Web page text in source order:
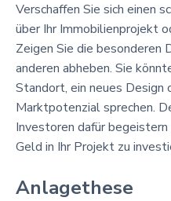
Verschaffen Sie sich einen
über Ihr Immobilienprojekt
Zeigen Sie die besonderen
anderen abheben. Sie
Standort, ein neues Design
Marktpotenzial sprechen.
Investoren dafür
Geld in Ihr Projekt zu
Anlagethese